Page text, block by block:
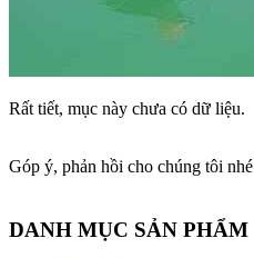
Rất tiết, mục này chưa có dữ liệu.
Góp ý, phản hồi cho chúng tôi nhé
DANH MỤC SẢN PHẨM